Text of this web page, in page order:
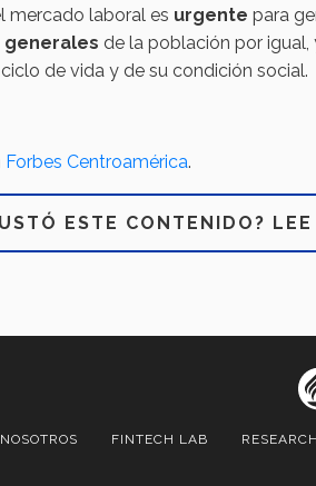
mercado laboral es urgente para
generales de la población por igual,
de vida y de su condición social.
Forbes Centroamérica.
ESTE CONTENIDO?
NOSOTROS FINTECH LAB